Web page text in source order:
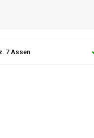
7 Assen